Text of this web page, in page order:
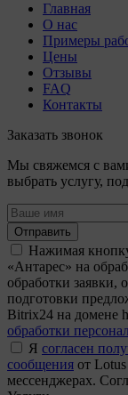
Главная
О нас
Примеры
Цены
Отзывы
FAQ
Контакты
Заказать звонок
Мы свяжемся с
выбрать услугу,
Отправить
Нажимая
«Антарес» на
обработки заявки,
подготовки
Bitrix24 на домене
обработки
Я согласен
сообщения от
мессенджерах.